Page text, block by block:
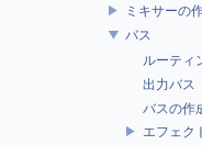
ミキサーの
バス
ルーティ
出力バス
バスの作
エフェク